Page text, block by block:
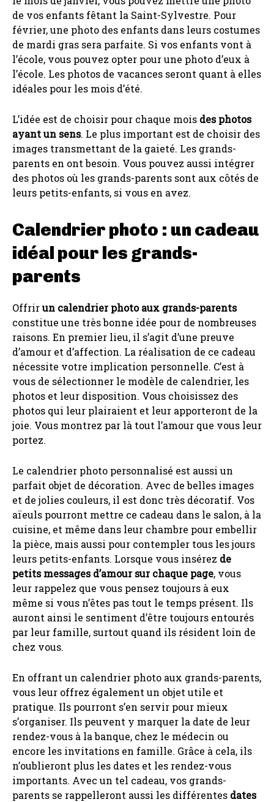
de vos enfants fêtant la Saint-Sylvestre. Pour
février, une photo des enfants dans leurs costumes
de mardi gras sera parfaite. Si vos enfants vont à
l’école, vous pouvez opter pour une photo d’eux à
l’école. Les photos de vacances seront quant à elles
idéales pour les mois d’été.
L’idée est de choisir pour chaque mois des photos
ayant un sens. Le plus important est de choisir des
images transmettant de la gaieté. Les grands-
parents en ont besoin. Vous pouvez aussi intégrer
des photos où les grands-parents sont aux côtés de
leurs petits-enfants, si vous en avez.
Calendrier photo : un cadeau
idéal pour les grands-
parents
Offrirun calendrier photo aux grands-parents
constitue une très bonne idée pour de nombreuses
raisons. En premier lieu, il s’agit d’une preuve
d’amour et d’affection. La réalisation de ce cadeau
nécessite votre implication personnelle. C’est à
vous de sélectionner le modèle de calendrier, les
photos et leur disposition. Vous choisissez des
photos qui leur plairaient et leur apporteront de la
joie. Vous montrez par là tout l’amour que vous leur
portez.
Le calendrier photo personnalisé est aussi un
parfait objet de décoration. Avec de belles images
et de jolies couleurs, il est donc très décoratif. Vos
aïeuls pourront mettre ce cadeau dans le salon, à la
cuisine, et même dans leur chambre pour embellir
la pièce, mais aussi pour contempler tous les jours
leurs petits-enfants. Lorsque vous insérez de
petits messages d’amour sur chaque page, vous
leur rappelez que vous pensez toujours à eux
même si vous n’êtes pas tout le temps présent. Ils
auront ainsi le sentiment d’être toujours entourés
par leur famille, surtout quand ils résident loin de
chez vous.
En offrant un calendrier photo aux grands-parents,
vous leur offrez également un objet utile et
pratique. Ils pourront s’en servir pour mieux
s’organiser. Ils peuvent y marquer la date de leur
rendez-vous à la banque, chez le médecin ou
encore les invitations en famille. Grâce à cela, ils
n’oublieront plus les dates et les rendez-vous
importants. Avec un tel cadeau, vos grands-
parents se rappelleront aussi les différentes dates